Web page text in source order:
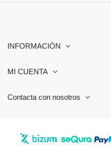
INFORMACIÓN
MI CUENTA
Contacta con nosotros